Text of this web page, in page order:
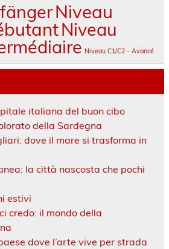
Niveau
Niveau
Niveau C1/C2 - Avancé
italiana del buon cibo
della Sardegna
dove il mare si trasforma in
la città nascosta che pochi
estivi
credo: il mondo della
dove l’arte vive per strada